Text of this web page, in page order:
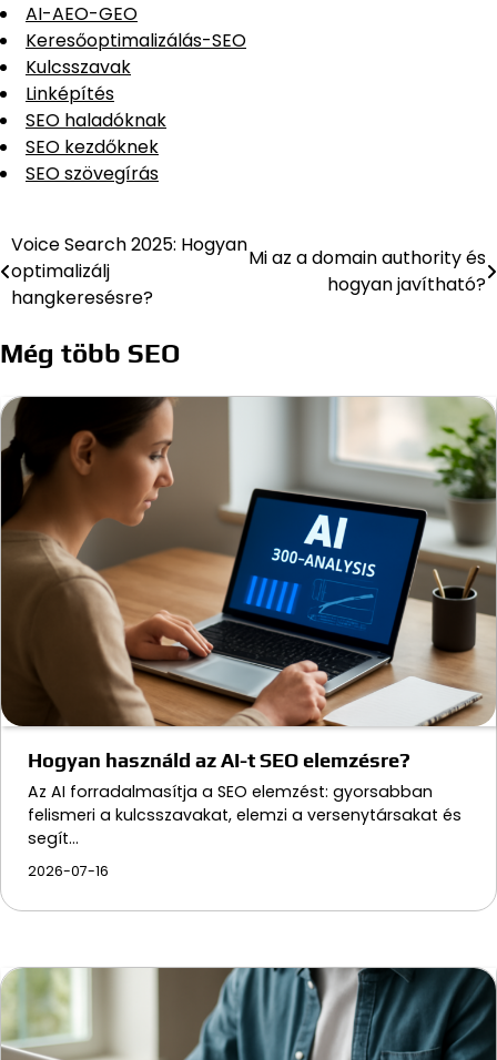
AI-AEO-GEO
Keresőoptimalizálás-SEO
Kulcsszavak
Linképítés
SEO haladóknak
SEO kezdőknek
SEO szövegírás
Bejegyzés
navigáció
Voice Search 2025: Hogyan
optimalizálj
hangkeresésre?
Mi az a domain authority és
hogyan javítható?
Még több SEO
Hogyan használd az AI-t SEO elemzésre?
Az AI forradalmasítja a SEO elemzést: gyorsabban
felismeri a kulcsszavakat, elemzi a versenytársakat és
segít…
2026-07-16